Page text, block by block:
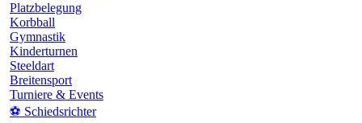
Platzbelegung
Korbball
Gymnastik
Kinderturnen
Steeldart
Breitensport
Turniere & Events
⚽ Schiedsrichter